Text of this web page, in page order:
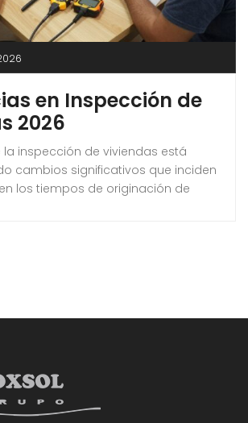
en Inspección de
2026
la inspección de viviendas está
cambios significativos que inciden
los tiempos de originación de